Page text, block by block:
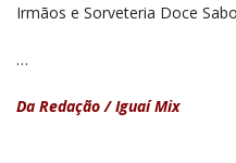
Irmãos e Sorveteria Doce
…
Da Redação / Iguaí Mix